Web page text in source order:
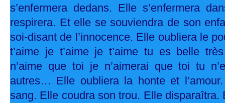
s’enfermera dedans. Elle s’enfermera
respirera. Et elle se souviendra de son
soi-disant de l’innocence. Elle oubliera le
t’aime je t’aime je t’aime tu es belle
n’aime que toi je n’aimerai que toi tu
autres… Elle oubliera la honte et
sang. Elle coudra son trou. Elle disparaîtra.